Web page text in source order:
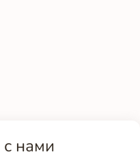
с нами